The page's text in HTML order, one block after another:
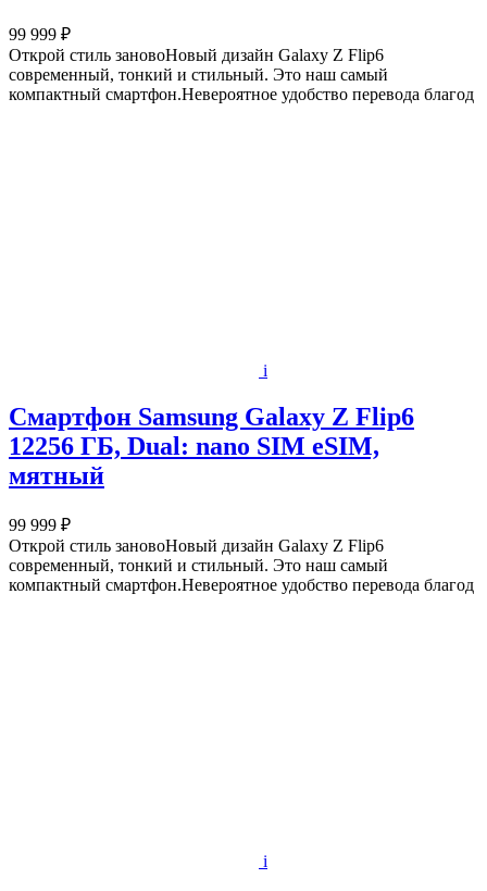
99 999 ₽
Открой стиль зановоНовый дизайн Galaxy Z Flip6
современный, тонкий и стильный. Это наш самый
компактный смартфон.Невероятное удобство перевода благод
i
Смартфон Samsung Galaxy Z Flip6
12256 ГБ, Dual: nano SIM eSIM,
мятный
99 999 ₽
Открой стиль зановоНовый дизайн Galaxy Z Flip6
современный, тонкий и стильный. Это наш самый
компактный смартфон.Невероятное удобство перевода благод
i